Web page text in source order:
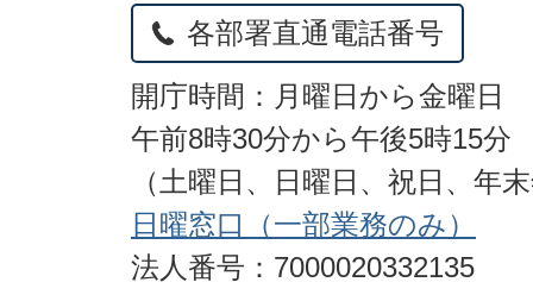
各部署直通電話番号
開庁時間：月曜日から金曜日
午前8時30分から午後5時15分
（土曜日、日曜日、祝日、年
日曜窓口（一部業務のみ）
法人番号：7000020332135